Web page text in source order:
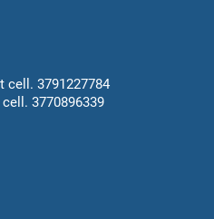
cell. 3791227784
cell. 3770896339